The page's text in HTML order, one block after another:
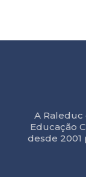
A Raleduc
Educação
desde